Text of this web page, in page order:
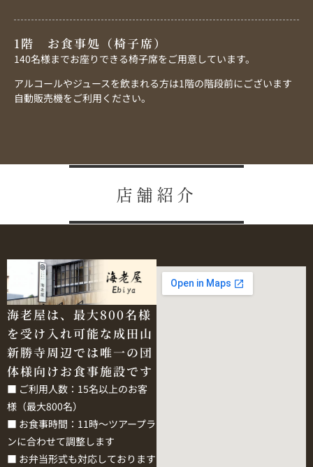
1階 お食事処（椅子席）
140名様までお座りできる椅子席をご用意しています。
アルコールやジュースを飲まれる方は1階の階段前にございます
自動販売機をご利用ください。
店舗紹介
海老屋は、最大800名様
を受け入れ可能な成田山
新勝寺周辺では唯一の団
体様向けお食事施設です
■ ご利用人数：15名以上のお客
様（最大800名）
■ お食事時間：11時～ツアープラ
ンに合わせて調整します
■ お弁当形式も対応しております